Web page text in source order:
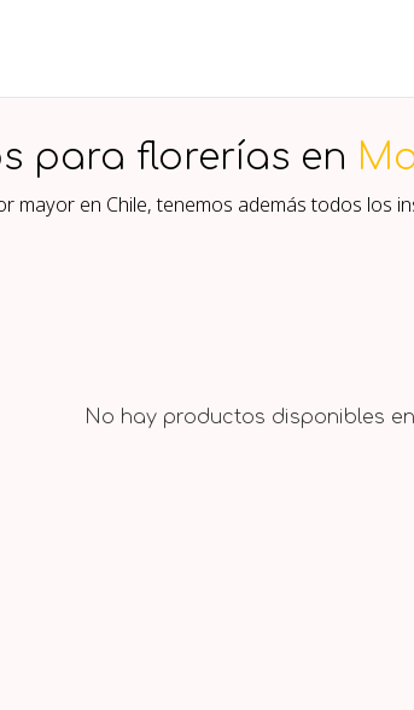
para florerías en
mayor en Chile, tenemos además todos los
No hay productos disponibles